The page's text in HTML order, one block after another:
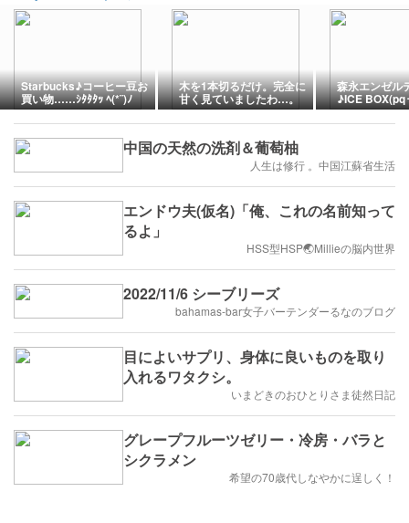
Starbucks♪コーヒー豆お
買い物……ｼﾀﾀﾀｯ ﾍ(*¨)ﾉ
木を1本切るだけ。完全に
甘く見ていましたわ…。
森永エンゼル
♪ICE BOX(pq
中国の天然の洗剤＆葡萄柚
人生は修行 。中国江蘇省生活
エンドウ夫(仮名)「俺、これの名前知って
るよ」
HSS型HSP🌏Millieの脳内世界
2022/11/6 シーブリーズ
bahamas-bar女子バーテンダーるなのブログ
目によいサプリ、身体に良いものを取り
入れるワタクシ。
いまどきのおひとりさま徒然日記
グレープフルーツゼリー・冷房・バラと
シクラメン
希望の70歳代しなやかに逞しく！